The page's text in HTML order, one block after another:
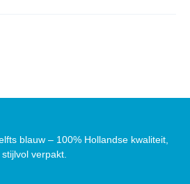
blauw – 100% Hollandse kwaliteit,
stijlvol verpakt.